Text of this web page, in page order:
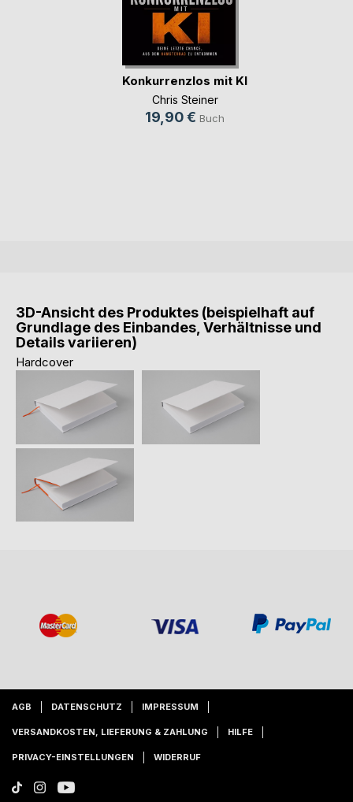
Konkurrenzlos mit KI
Chris Steiner
19,90 € Buch
3D-Ansicht des Produktes (beispielhaft auf
Grundlage des Einbandes, Verhältnisse und
Details variieren)
Hardcover
AGB DATENSCHUTZ IMPRESSUM
VERSANDKOSTEN, LIEFERUNG & ZAHLUNG HILFE
PRIVACY-EINSTELLUNGEN WIDERRUF